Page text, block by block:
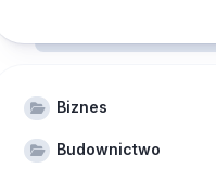
Biznes
Budownictwo